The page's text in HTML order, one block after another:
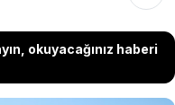
okuyacağınız haberi